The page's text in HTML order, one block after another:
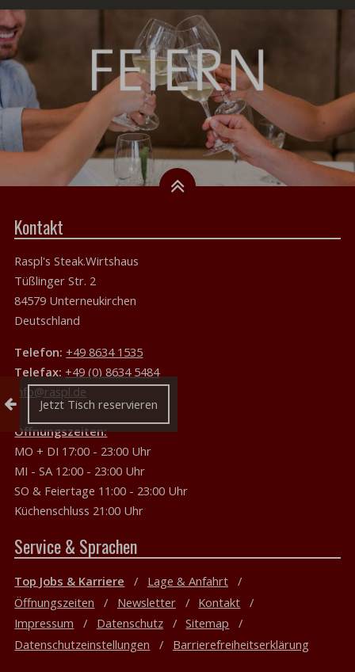
Reservierung einklappen
Jetzt Tisch reservieren
Kontakt
Raspl's Steak.Wirtshaus
Tüßlinger Str. 2
84579 Unterneukirchen
Deutschland
Telefon: +49 8634 1535
Telefax: +49 (0) 8634 5484
info@raspl.de
Öffnungszeiten:
MO + DI 17:00 - 23:00 Uhr
MI - SA 12:00 - 23:00 Uhr
SO & Feiertage 11:00 - 23:00 Uhr
Küchenschluss 21:00 Uhr
Service & Sprachen
Top Jobs & Karriere
Lage & Anfahrt
Öffnungszeiten
Newsletter
Kontakt
Impressum
Datenschutz
Sitemap
Datenschutzeinstellungen
Barrierefreiheitserklärung